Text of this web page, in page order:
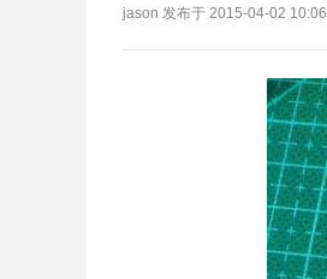
jason 发布于 2015-04-02 10:06